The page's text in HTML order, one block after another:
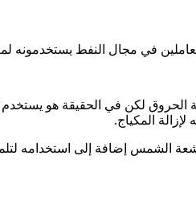
لكن في الحقيقة هو
المكياج.
الشمس إضافة إلى استخدامه